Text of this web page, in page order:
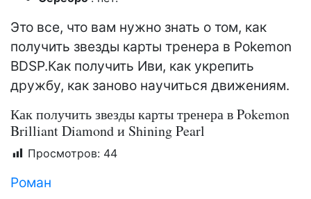
Это все, что вам нужно знать о том, как
получить звезды карты тренера в Pokemon
BDSP.Как получить Иви, как укрепить
дружбу, как заново научиться движениям.
Как получить звезды карты тренера в Pokemon
Brilliant Diamond и Shining Pearl
Просмотров: 44
Роман